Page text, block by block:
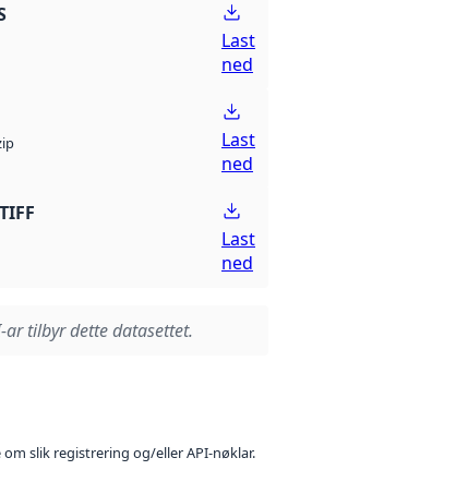
Last
ned
Last
ned
Last
ned
ar tilbyr dette datasettet.
slik registrering og/eller API-nøklar.